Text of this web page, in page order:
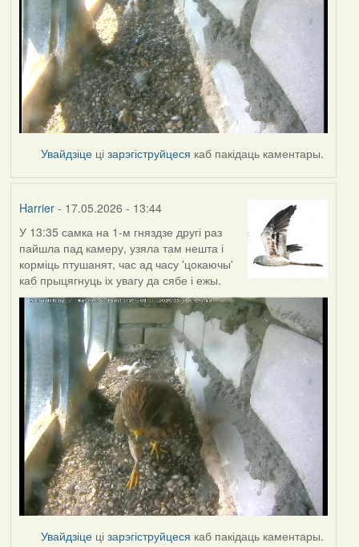
Увайдзіце цізарэгіструйцеся каб пакідаць каментары.
Harrier- 17.05.2026 - 13:44
У 13:35 самка на 1-м гняздзе другі раз
пайшла пад камеру, узяла там нешта і
корміць птушанят, час ад часу 'цокаючы'
каб прыцягнуць іх увагу да сябе і ежы.
Увайдзіце цізарэгіструйцеся каб пакідаць каментары.